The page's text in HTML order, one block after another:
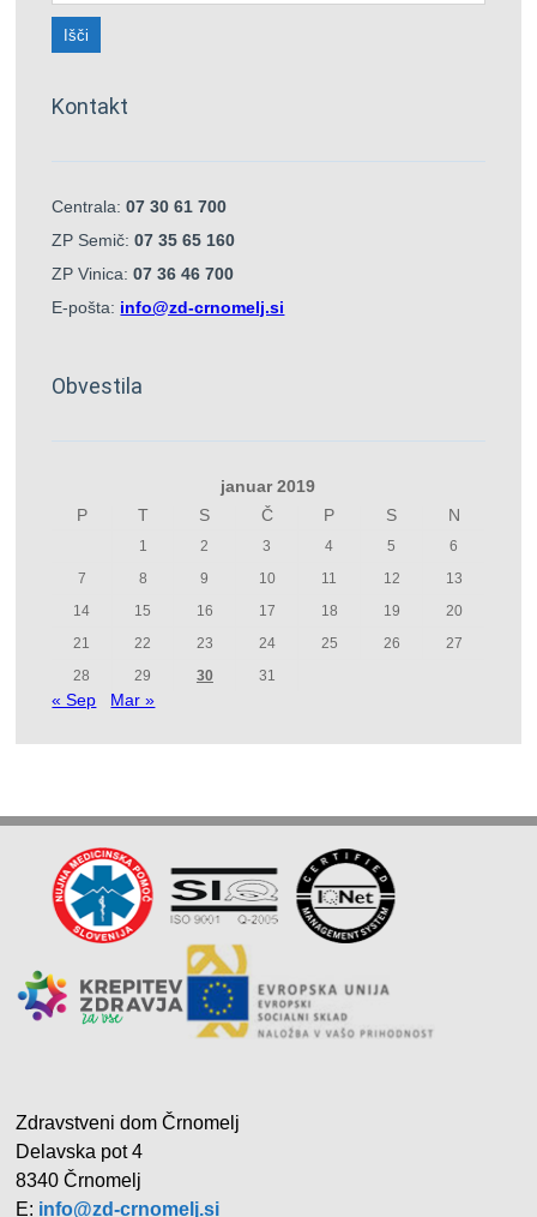
Kontakt
Centrala:07 30 61 700
ZP Semič:07 35 65 160
ZP Vinica:07 36 46 700
E-pošta: info@zd-crnomelj.si
Obvestila
januar 2019
P
T S Č P S N
1 2 3 4 5
6
7
8 9 10 11 12
13
14
15 16 17 18 19
20
21
22 23 24 25 26
27
28
29 30 31
« Sep Mar »
Zdravstveni dom Črnomelj
Delavska pot 4
8340 Črnomelj
E: info@zd-crnomelj.si